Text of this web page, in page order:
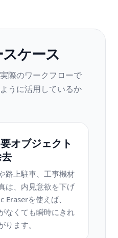
ケース
際のワークフローで
うに活用しているか
オブジェクト
路上駐車、工事機材
は、内見意欲を下げ
を使えば、
なくても瞬時にきれ
ます。